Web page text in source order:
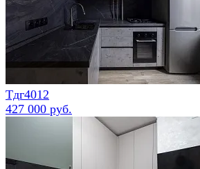
Тдг4012
427 000 руб.